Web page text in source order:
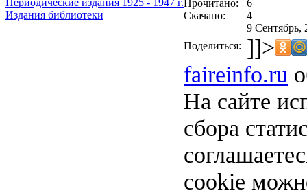
Периодические издания 1925 - 1947 г.
Издания библиотеки
Прочитано:
6
Скачано:
4
9 Сентябрь,
Поделиться: ]]>
faireinfo.ru
На сайте
сбора
cookie